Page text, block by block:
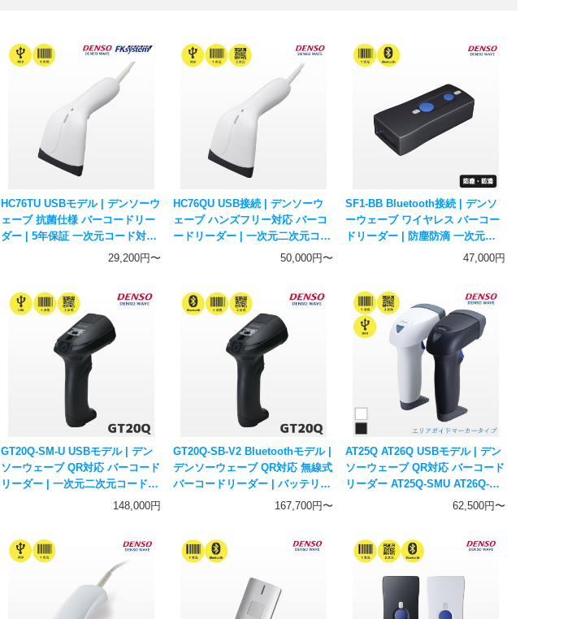
HC76TU USBモデル | デンソーウ
ェーブ 抗菌仕様 バーコードリー
ダー | 5年保証 一次元コード対応
ハンディスキャナー DENSO
29,200円〜
HC76QU USB接続 | デンソーウ
ェーブ ハンズフリー対応 バーコ
ードリーダー | 一次元二次元コー
ド対応 ハンディスキャナー50,000円〜
SF1-BB Bluetooth接続 | デンソ
ーウェーブ ワイヤレス バーコー
ドリーダー | 防塵防滴 一次元コ
ード対応 無線式ハンディスキャ
47,000円
GT20Q-SM-U USBモデル | デン
ソーウェーブ QR対応 バーコード
リーダー | 一次元二次元コード対
応 ハンディスキャナー DENSO
148,000円
GT20Q-SB-V2 Bluetoothモデル |
デンソーウェーブ QR対応 無線式
バーコードリーダー | バッテリー
付 一次元二次元コード対応 ハン
167,700円〜
AT25Q AT26Q USBモデル | デン
ソーウェーブ QR対応 バーコード
リーダー AT25Q-SMU AT26Q-
SMU | エリアガイドマーカ 5年保62,500円〜